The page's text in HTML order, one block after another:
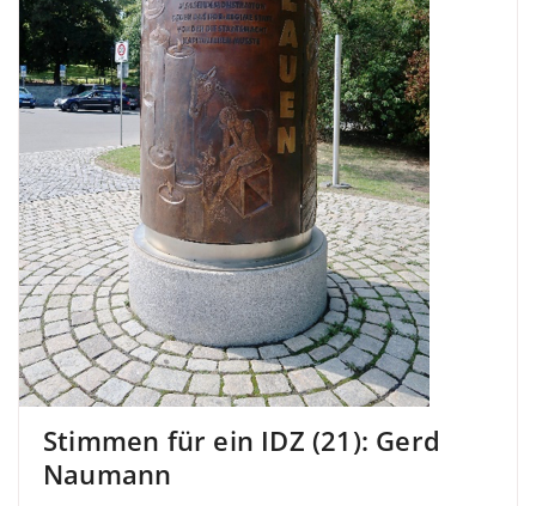
Stimmen für ein IDZ (21): Gerd
Naumann